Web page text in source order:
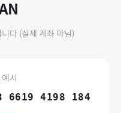
다 (실제 계좌 아님)
시
6619 4198 184